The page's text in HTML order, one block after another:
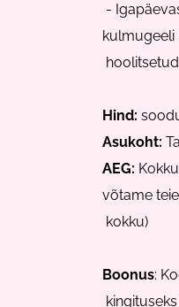
-
kulmugeeli
Hind:
Asukoht:
AEG:
võtame
kokku)
Boonus: